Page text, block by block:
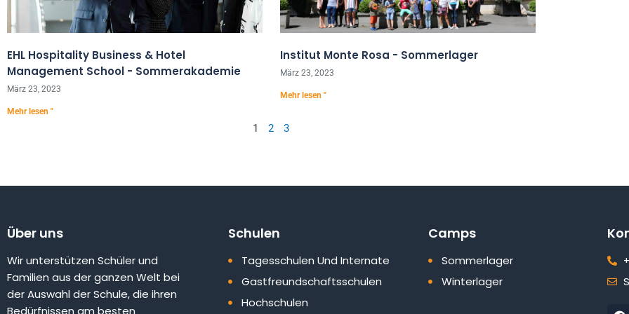
EHL Hospitality Business & Hotel
Management School - Sommerakademie
März 23, 2023
Mehr lesen "
Institut Monte Rosa - Sommerlager
März 23, 2023
Mehr lesen "
1 2 3
Über uns
Wir unterstützen Schüler und
Familien aus der ganzen Welt bei
der Auswahl der Schule, die ihren
Bedürfnissen am besten
Schulen
Tagesschulen Und Internate
Gastfreundschaftsschulen
Hochschulen
Camps
Sommerlager
Winterlager
F